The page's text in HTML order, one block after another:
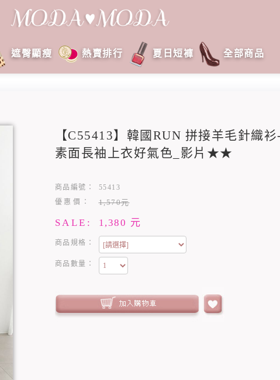
遮臀顯瘦 熱賣排行 夏日短褲 全部商品
【C55413】韓國RUN 拼接羊毛針織
素面長袖上衣好氣色_影片★★
商品編號：
55413
優惠價：
1,570元
SALE: 1,380 元
商品規格：
商品數量：